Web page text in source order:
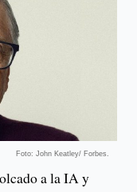
Foto: John Keatley/ Forbes.
a la IA y